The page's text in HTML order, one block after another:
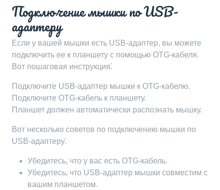
Подключение мышки по USB-
адаптеру
Если у вашей мышки есть USB-адаптер, вы можете
подключить ее к планшету с помощью OTG-кабеля.
Вот пошаговая инструкция⁚
Подключите USB-адаптер мышки к OTG-кабелю.
Подключите OTG-кабель к планшету.
Планшет должен автоматически распознать мышку.
Вот несколько советов по подключению мышки по
USB-адаптеру⁚
Убедитесь, что у вас есть OTG-кабель.
Убедитесь, что USB-адаптер мышки совместим с
вашим планшетом.